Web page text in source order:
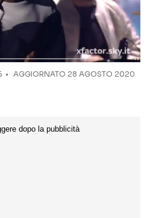
AGGIORNATO 28 AGOSTO 2020